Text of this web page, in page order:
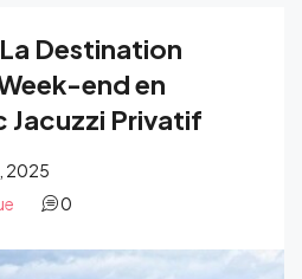
Destination
end en
Jacuzzi Privatif
2025
0